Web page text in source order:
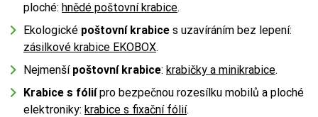
ploché: hnědé poštovní krabice.
Ekologické poštovní krabice s uzavíráním bez lepení:
zásilkové krabice EKOBOX.
Nejmenší poštovní krabice: krabičky a minikrabice.
Krabice s fóliípro bezpečnou rozesílku mobilů a ploché
elektroniky: krabice s fixační fólií.